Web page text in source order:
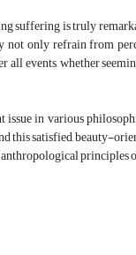
is truly
only refrain from
events, whether
in various
this satisfied, beauty-
principles